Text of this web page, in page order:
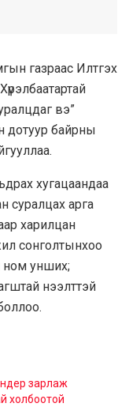
газраас Илтгэх
вэ”
дотуур байрны
хугацаандаа
суралцах арга
харилцан
сонголтынхоо
ном унших;
нээлттэй
зарлаж
холбоотой